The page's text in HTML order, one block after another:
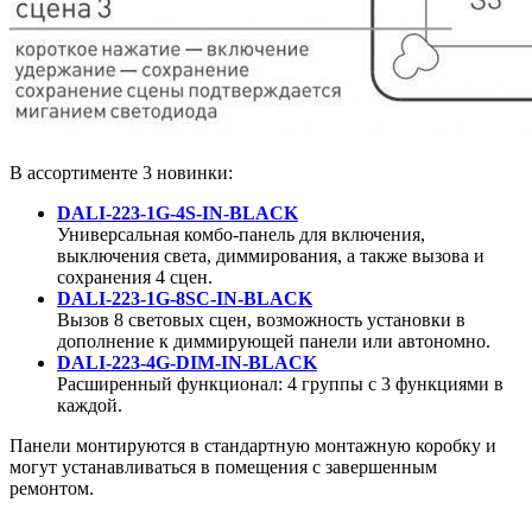
В ассортименте 3 новинки:
DALI-223-1G-4S-IN-BLACK
Универсальная комбо-панель для включения,
выключения света, диммирования, а также вызова и
сохранения 4 сцен.
DALI-223-1G-8SC-IN-BLACK
Вызов 8 световых сцен, возможность установки в
дополнение к диммирующей панели или автономно.
DALI-223-4G-DIM-IN-BLACK
Расширенный функционал: 4 группы с 3 функциями в
каждой.
Панели монтируются в стандартную монтажную коробку и
могут устанавливаться в помещения с завершенным
ремонтом.